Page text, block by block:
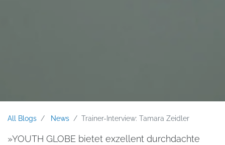
All Blogs News Trainer-Interview: Tamara Zeidler
»YOUTH GLOBE bietet exzellent durchdachte